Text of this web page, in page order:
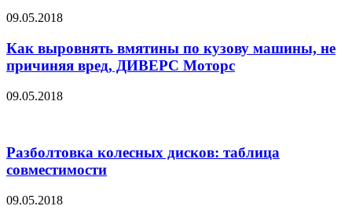
09.05.2018
Как выровнять вмятины по кузову машины, не
причиняя вред, ДИВЕРС Моторс
09.05.2018
Разболтовка колесных дисков: таблица
совместимости
09.05.2018